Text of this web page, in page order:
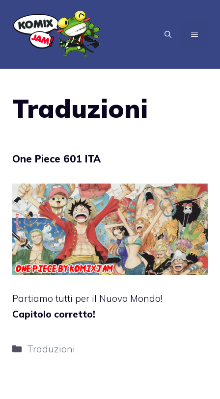
contenuto
MENU
Traduzioni
One Piece 601 ITA
Partiamo tutti per il Nuovo Mondo!
Capitolo corretto!
Categorie
Traduzioni